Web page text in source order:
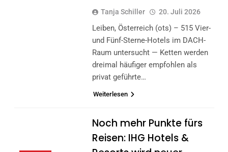
Tanja Schiller 20. Juli 2026
Leiben, Österreich (ots) – 515 Vier-
und Fünf-Sterne-Hotels im DACH-
Raum untersucht — Ketten werden
dreimal häufiger empfohlen als
privat geführte…
Weiterlesen
Noch mehr Punkte fürs
Reisen: IHG Hotels &